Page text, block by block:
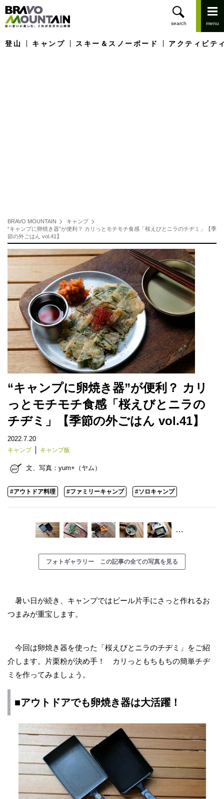
登山 キャンプ スキー＆スノーボード アクティビテ
BRAVO MOUNTAIN
キャンプ
“キャンプに卵焼き器”が便利？ カリっとモチモチ食感「桜えびとニラのチヂミ」【季
節の外ごはん vol.41】
“キャンプに卵焼き器”が便利？ カリ
っとモチモチ食感「桜えびとニラの
チヂミ」【季節の外ごはん vol.41】
2022.7.20
キャンプ キャンプ飯
文、写真： yum+（ヤム）
#アウトドア料理 #ファミリーキャンプ #ソロキャンプ
…
フォトギャラリー この記事の全ての写真を見る
暑い日が続き、キャンプではビール片手にさっと作れるお
つまみが重宝します。
今回は卵焼き器を使った「桜えびとニラのチヂミ」をご紹
介します。片栗粉が決め手！ カリっともちもちの簡単チヂ
ミを作ってみましょう。
■アウトドアでも卵焼き器は大活躍！